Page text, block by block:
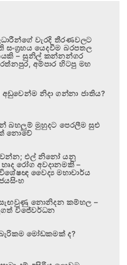
වැරදි තීරණවලට
යෙදවීම බරපතල
– සුනිල් කන්නන්ගර
අම්පාර හිටපු මහ
නිදා ගන්නා ජාතිය?
බහලුම් මුහුදට පෙරලීම සුළු
නොවේ
වන්න; එල් නිනෝ යනු
රෝග අවදානමකි –
විශේෂඥ වෛද්‍ය මහාචාර්ය
නොනිදන කම්හල –
විජේවර්ධන
මෝඩකමක් ද?